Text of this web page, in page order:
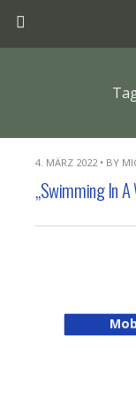
4. MÄRZ 2022 • BY
„Swimming In